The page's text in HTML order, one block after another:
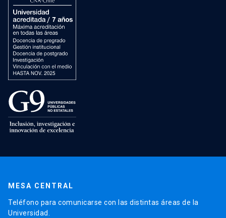
MESA CENTRAL
Teléfono para comunicarse con las distintas áreas de la
Universidad.